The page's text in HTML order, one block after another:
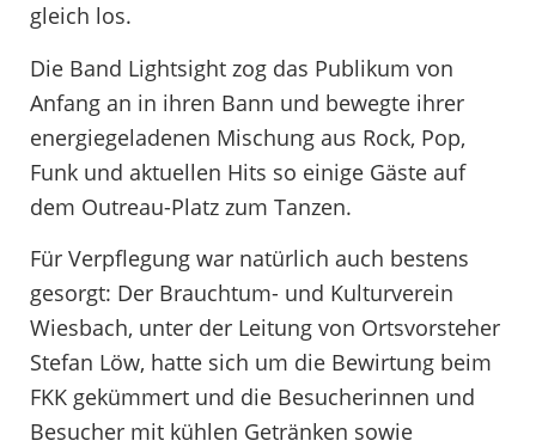
gleich los.
Die Band Lightsight zog das Publikum von
Anfang an in ihren Bann und bewegte ihrer
energiegeladenen Mischung aus Rock, Pop,
Funk und aktuellen Hits so einige Gäste auf
dem Outreau-Platz zum Tanzen.
Für Verpflegung war natürlich auch bestens
gesorgt: Der Brauchtum- und Kulturverein
Wiesbach, unter der Leitung von Ortsvorsteher
Stefan Löw, hatte sich um die Bewirtung beim
FKK gekümmert und die Besucherinnen und
Besucher mit kühlen Getränken sowie